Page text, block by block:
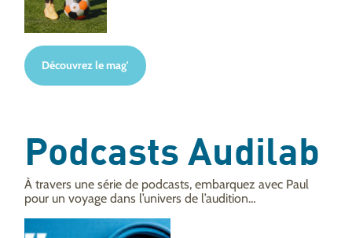
Découvrez le mag'
Podcasts Audilab
À travers une série de podcasts, embarquez avec Paul
pour un voyage dans l’univers de l’audition…